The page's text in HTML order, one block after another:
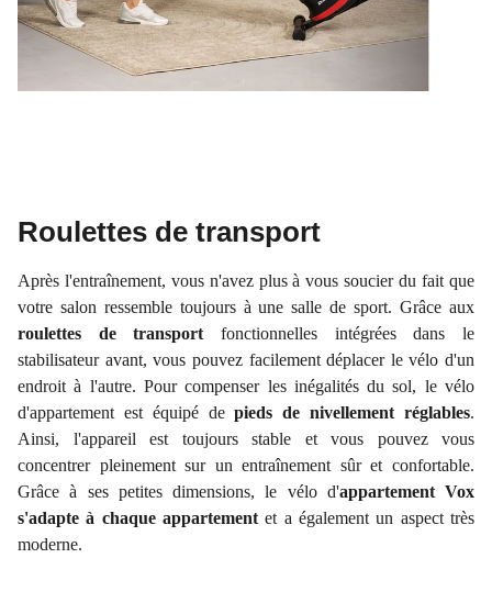
Roulettes de transport
Après l'entraînement, vous n'avez plus à vous soucier du fait que
votre salon ressemble toujours à une salle de sport. Grâce aux
roulettes de transport fonctionnelles intégrées dans le
stabilisateur avant, vous pouvez facilement déplacer le vélo d'un
endroit à l'autre. Pour compenser les inégalités du sol, le vélo
d'appartement est équipé depieds de nivellement réglables.
Ainsi, l'appareil est toujours stable et vous pouvez vous
concentrer pleinement sur un entraînement sûr et confortable.
Grâce à ses petites dimensions, le vélo d'appartement Vox
s'adapte à chaque appartement et a également un aspect très
moderne.